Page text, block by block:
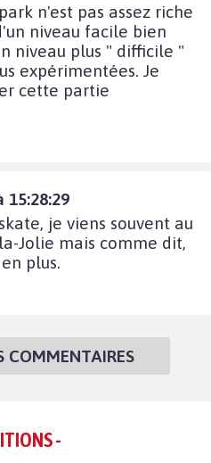
n'est pas assez riche
niveau facile bien
niveau plus " difficile "
expérimentées. Je
cette partie
15:28:29
je viens souvent au
Jolie mais comme dit,
plus.
COMMENTAIRES
-